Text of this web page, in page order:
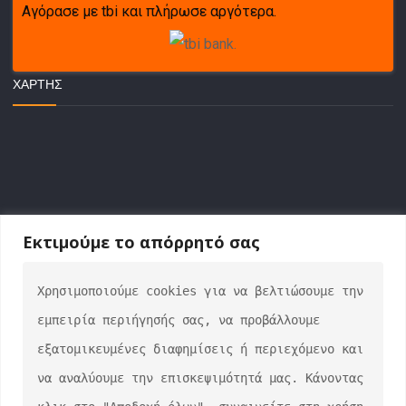
Εκτιμούμε το απόρρητό σας
Χρησιμοποιούμε cookies για να βελτιώσουμε την
εμπειρία περιήγησής σας, να προβάλλουμε
εξατομικευμένες διαφημίσεις ή περιεχόμενο και
να αναλύουμε την επισκεψιμότητά μας. Κάνοντας
Αγόρασε με tbi και πλήρωσε αργότερα.
ΧΆΡΤΗΣ
ΕΠΙΚΟΙΝΩΝΙΑ
info@auto-verse.gr
2108317227
Δευτέρα - Παρασκευή 09:00 - 17:00